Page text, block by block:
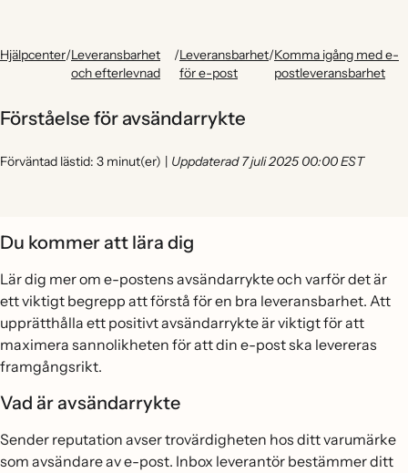
Hjälpcenter/Leveransbarhet
och efterlevnad
/Leveransbarhet
för e-post
/Komma igång med e-
postleveransbarhet
Förståelse för avsändarrykte
Förväntad lästid: 3 minut(er) | Uppdaterad 7 juli 2025 00:00 EST
Du kommer att lära dig
Lär dig mer om e-postens avsändarrykte och varför det är
ett viktigt begrepp att förstå för en bra leveransbarhet. Att
upprätthålla ett positivt avsändarrykte är viktigt för att
maximera sannolikheten för att din e-post ska levereras
framgångsrikt.
Vad är avsändarrykte
Sender reputation avser trovärdigheten hos ditt varumärke
som avsändare av e-post. Inbox leverantör bestämmer ditt